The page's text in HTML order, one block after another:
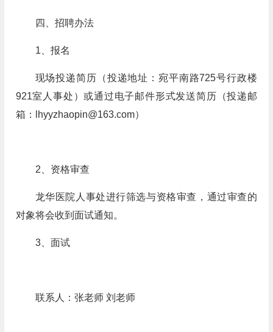
四、招聘办法
1 、报名
现场投递简历（投递地址：宛平南路725号行政楼
921室人事处）或通过电子邮件形式发送简历（投递邮
箱：
lhyyzhaopin@163.com）
2 、资格审查
龙华医院人事处进行筛选与资格审查，通过审查的
对象将会收到面试通知。
3、面试
联系人：张老师 刘老师